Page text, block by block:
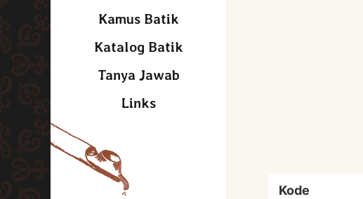
Kamus Batik
Katalog Batik
Tanya Jawab
Links
Kode